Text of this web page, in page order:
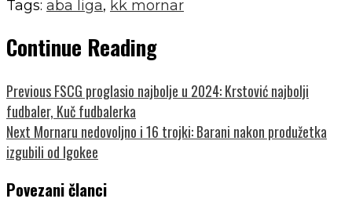
Tags: aba liga, kk mornar
Continue Reading
PreviousFSCG proglasio najbolje u 2024: Krstović najbolji
fudbaler, Kuč fudbalerka
Next Mornaru nedovoljno i 16 trojki: Barani nakon produžetka
izgubili od Igokee
Povezani članci